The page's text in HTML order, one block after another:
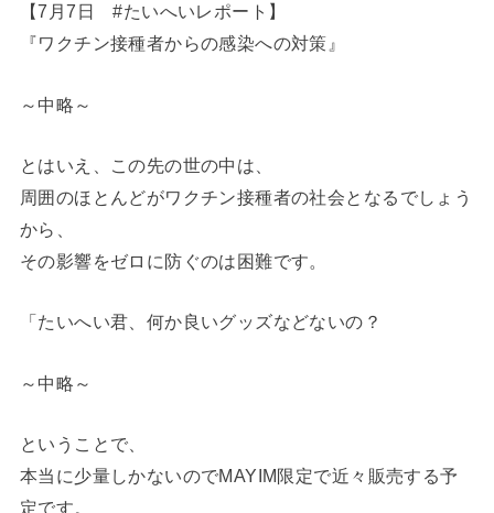
【7月7日 #たいへいレポート】
『ワクチン接種者からの感染への対策』
～中略～
とはいえ、この先の世の中は、
周囲のほとんどがワクチン接種者の社会となるでしょう
から、
その影響をゼロに防ぐのは困難です。
「たいへい君、何か良いグッズなどないの？
～中略～
ということで、
本当に少量しかないのでMAYIM限定で近々販売する予
定です。